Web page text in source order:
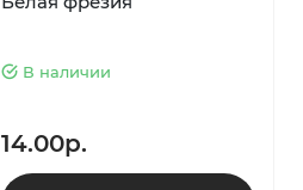
В наличии
14.00р.